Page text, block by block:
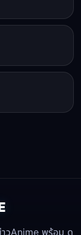
าวAnime พร้อม ดู